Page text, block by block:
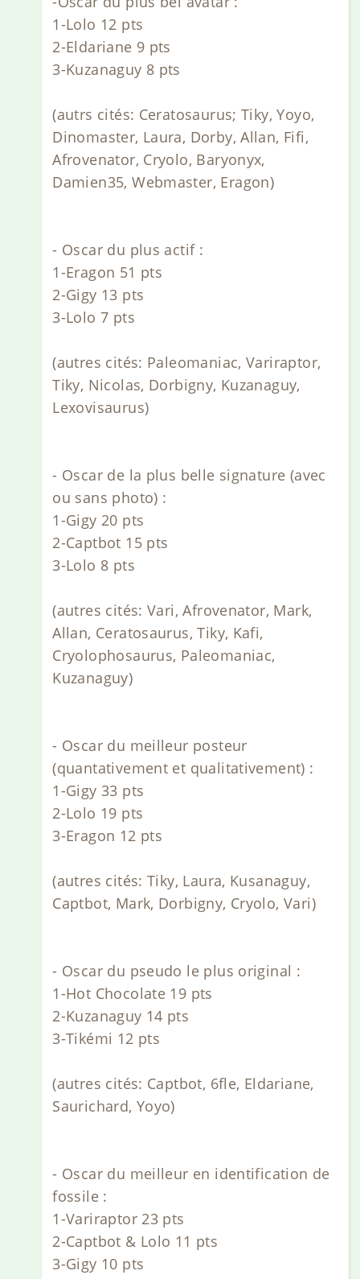
1-Lolo 12 pts
2-Eldariane 9 pts
3-Kuzanaguy 8 pts
(autrs cités: Ceratosaurus; Tiky, Yoyo,
Dinomaster, Laura, Dorby, Allan, Fifi,
Afrovenator, Cryolo, Baryonyx,
Damien35, Webmaster, Eragon)
- Oscar du plus actif :
1-Eragon 51 pts
2-Gigy 13 pts
3-Lolo 7 pts
(autres cités: Paleomaniac, Variraptor,
Tiky, Nicolas, Dorbigny, Kuzanaguy,
Lexovisaurus)
- Oscar de la plus belle signature (avec
ou sans photo) :
1-Gigy 20 pts
2-Captbot 15 pts
3-Lolo 8 pts
(autres cités: Vari, Afrovenator, Mark,
Allan, Ceratosaurus, Tiky, Kafi,
Cryolophosaurus, Paleomaniac,
Kuzanaguy)
- Oscar du meilleur posteur
(quantativement et qualitativement) :
1-Gigy 33 pts
2-Lolo 19 pts
3-Eragon 12 pts
(autres cités: Tiky, Laura, Kusanaguy,
Captbot, Mark, Dorbigny, Cryolo, Vari)
- Oscar du pseudo le plus original :
1-Hot Chocolate 19 pts
2-Kuzanaguy 14 pts
3-Tikémi 12 pts
(autres cités: Captbot, 6fle, Eldariane,
Saurichard, Yoyo)
- Oscar du meilleur en identification de
fossile :
1-Variraptor 23 pts
2-Captbot & Lolo 11 pts
3-Gigy 10 pts